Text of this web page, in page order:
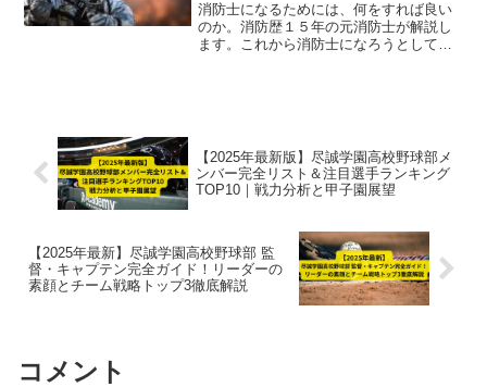
消防士になるためには、何をすれば良い
のか。消防歴１５年の元消防士が解説し
ます。これから消防士になろうとしてい
【2025年最新版】尽誠学園高校野球部メ
ンバー完全リスト＆注目選手ランキング
TOP10｜戦力分析と甲子園展望
【2025年最新】尽誠学園高校野球部 監
督・キャプテン完全ガイド！リーダーの
素顔とチーム戦略トップ3徹底解説
コメント